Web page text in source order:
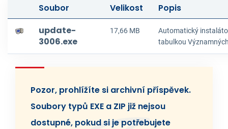
Soubor Velikost
Popis
update-
3006.exe
17,66 MB
Automatický
tabulkou
Pozor, prohlížíte si archivní příspěvek.
Soubory typů EXE a ZIP již nejsou
dostupné, pokud si je potřebujete